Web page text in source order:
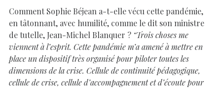
Comment Sophie Béjean a-t-elle vécu cette pandémie,
en tâtonnant, avec humilité, comme le dit son ministre
de tutelle, Jean-Michel Blanquer ? “Trois choses me
viennent à l’esprit. Cette pandémie m’a amené à mettre en
place un dispositif très organisé pour piloter toutes les
dimensions de la crise. Cellule de continuité pédagogique,
cellule de crise, cellule d’accompagnement et d’écoute pour